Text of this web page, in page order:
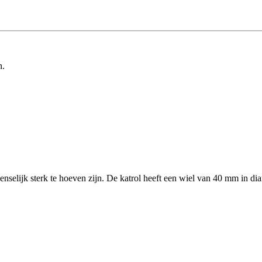
sterk te hoeven zijn. De katrol heeft een wiel van 40 mm in